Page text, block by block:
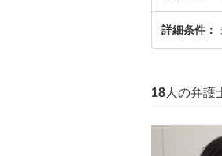
詳細条件
18 人の弁護